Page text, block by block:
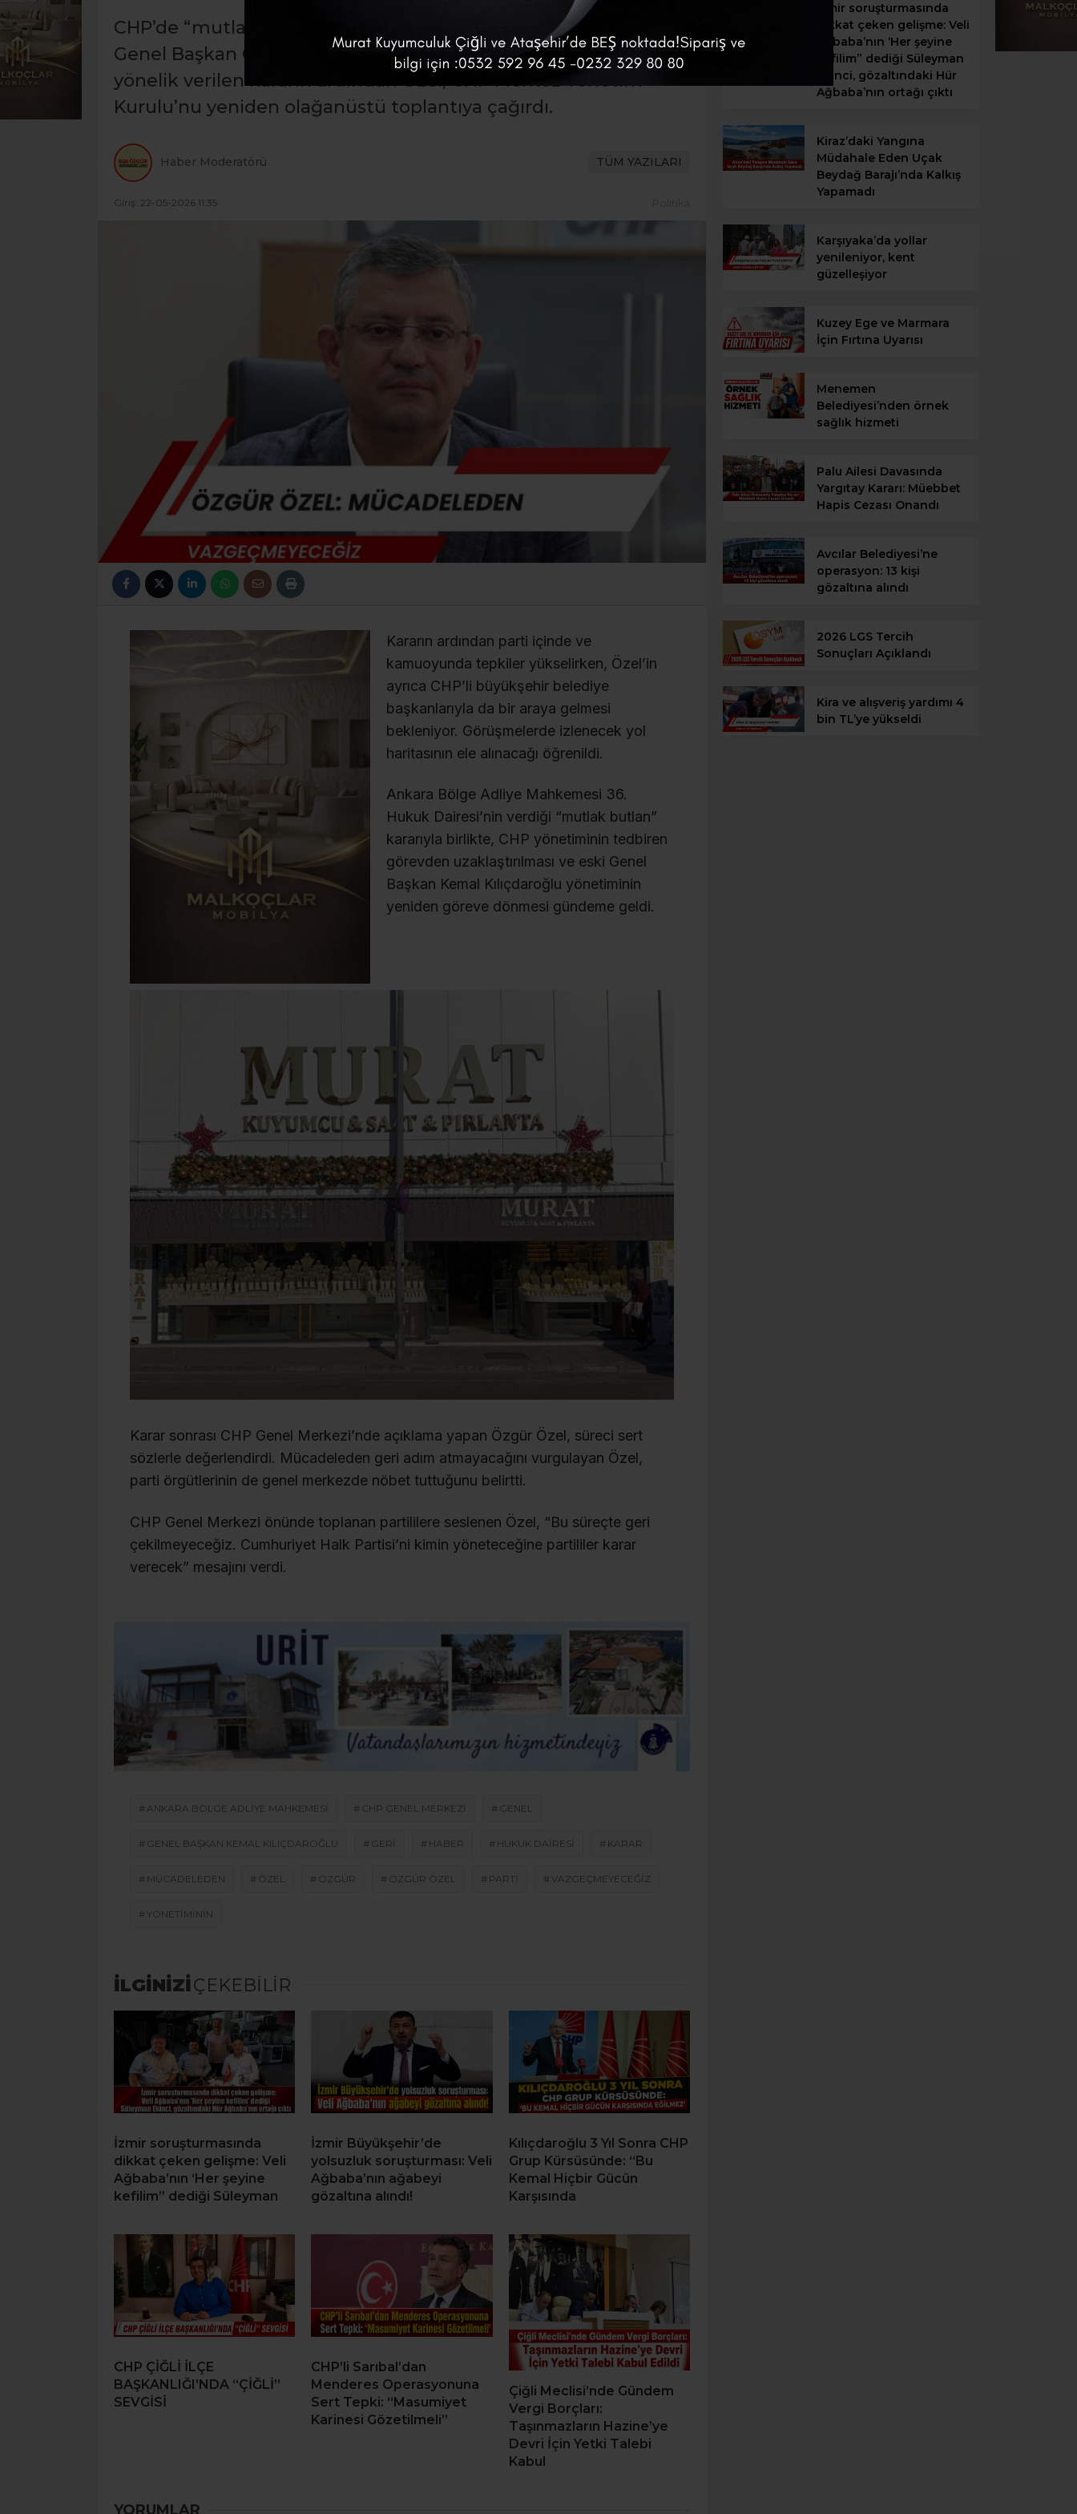
CHP’de “mutlak butlan” kararına ilişkin tartışmalar sürerken,
Genel Başkan Özgür Özel harekete geçti. Parti yönetimine
yönelik verilen kararın ardından Özel, CHP Merkez Yönetim
Kurulu’nu yeniden olağanüstü toplantıya çağırdı.
Haber Moderatörü TÜM YAZILARI
Giriş: 22-05-2026 11:35 Politika
Kararın ardından parti içinde ve
kamuoyunda tepkiler yükselirken, Özel’in
ayrıca CHP’li büyükşehir belediye
başkanlarıyla da bir araya gelmesi
bekleniyor. Görüşmelerde izlenecek yol
haritasının ele alınacağı öğrenildi.
Ankara Bölge Adliye Mahkemesi 36.
Hukuk Dairesi’nin verdiği “mutlak butlan”
kararıyla birlikte, CHP yönetiminin tedbiren
görevden uzaklaştırılması ve eski Genel
Başkan Kemal Kılıçdaroğlu yönetiminin
yeniden göreve dönmesi gündeme geldi.
Karar sonrası CHP Genel Merkezi’nde açıklama yapan Özgür Özel, süreci sert
sözlerle değerlendirdi. Mücadeleden geri adım atmayacağını vurgulayan Özel,
parti örgütlerinin de genel merkezde nöbet tuttuğunu belirtti.
CHP Genel Merkezi önünde toplanan partililere seslenen Özel, “Bu süreçte geri
çekilmeyeceğiz. Cumhuriyet Halk Partisi’ni kimin yöneteceğine partililer karar
verecek” mesajını verdi.
ANKARA BÖLGE ADLIYE MAHKEMESI CHP GENEL MERKEZI GENEL
GENEL BAŞKAN KEMAL KILIÇDAROĞLU GERI HABER HUKUK DAIRESI KARAR
MÜCADELEDEN ÖZEL ÖZGÜR ÖZGÜR ÖZEL PARTI VAZGEÇMEYECEĞIZ
YÖNETIMININ
İLGİNİZİÇEKEBİLİR
İzmir soruşturmasında
dikkat çeken gelişme: Veli
Ağbaba’nın ‘Her şeyine
kefilim” dediği Süleyman
İzmir Büyükşehir’de
yolsuzluk soruşturması: Veli
Ağbaba’nın ağabeyi
gözaltına alındı!
Kılıçdaroğlu 3 Yıl Sonra CHP
Grup Kürsüsünde: “Bu
Kemal Hiçbir Gücün
Karşısında
CHP ÇİĞLİ İLÇE
BAŞKANLIĞI’NDA “ÇİĞLİ”
SEVGİSİ
CHP’li Sarıbal’dan
Menderes Operasyonuna
Sert Tepki: “Masumiyet
Karinesi Gözetilmeli”
Çiğli Meclisi’nde Gündem
Vergi Borçları:
Taşınmazların Hazine’ye
Devri İçin Yetki Talebi
Kabul
YORUMLAR
İzmir soruşturmasında
dikkat çeken gelişme: Veli
Ağbaba’nın ‘Her şeyine
kefilim” dediği Süleyman
Ekinci, gözaltındaki Hür
Ağbaba’nın ortağı çıktı
Kiraz’daki Yangına
Müdahale Eden Uçak
Beydağ Barajı’nda Kalkış
Yapamadı
Karşıyaka’da yollar
yenileniyor, kent
güzelleşiyor
Kuzey Ege ve Marmara
İçin Fırtına Uyarısı
Menemen
Belediyesi’nden örnek
sağlık hizmeti
Palu Ailesi Davasında
Yargıtay Kararı: Müebbet
Hapis Cezası Onandı
Avcılar Belediyesi’ne
operasyon: 13 kişi
gözaltına alındı
2026 LGS Tercih
Sonuçları Açıklandı
Kira ve alışveriş yardımı 4
bin TL’ye yükseldi